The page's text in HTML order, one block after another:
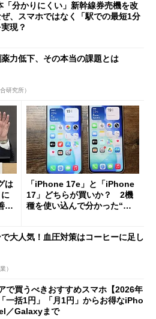
「分かりにくい」新幹線券売機を改
、スマホではなく「駅での最短1分
現？
薬力低下、その本当の課題とは
研究所）
は
」
「iPhone 17e」と「iPhone
17」どちらが買いか？ 2機
種を使い込んで分かった“ス
大人気！血圧対策はコーヒーに足し
）
で買うべきおすすめスマホ【2026年
一括1円」「月1円」からお得なiPho
／Galaxyまで